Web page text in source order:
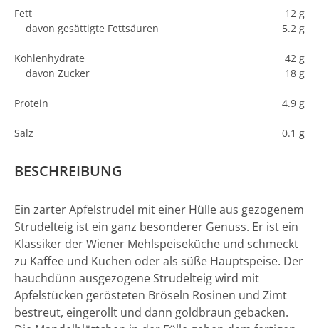
Fett
12 g
davon gesättigte Fettsäuren
5.2 g
Kohlenhydrate
42 g
davon Zucker
18 g
Protein 4.9 g
Salz 0.1 g
BESCHREIBUNG
Ein zarter Apfelstrudel mit einer Hülle aus gezogenem
Strudelteig ist ein ganz besonderer Genuss. Er ist ein
Klassiker der Wiener Mehlspeiseküche und schmeckt
zu Kaffee und Kuchen oder als süße Hauptspeise. Der
hauchdünn ausgezogene Strudelteig wird mit
Apfelstücken gerösteten Bröseln Rosinen und Zimt
bestreut, eingerollt und dann goldbraun gebacken.